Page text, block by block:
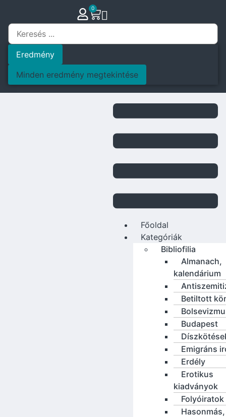
0
Eredmény
Minden eredmény megtekintése
Főoldal
Kategóriák
Bibliofilia
Almanach,
kalendárium
Betiltott
Budapest
Emigráns
Erdély
Erotikus
kiadványok
Folyóiratok